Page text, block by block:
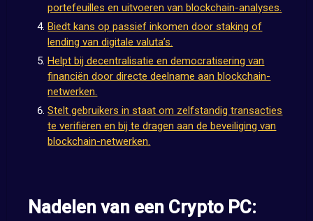
portefeuilles en uitvoeren van blockchain-analyses.
Biedt kans op passief inkomen door staking of
lending van digitale valuta’s.
Helpt bij decentralisatie en democratisering van
financiën door directe deelname aan blockchain-
netwerken.
Stelt gebruikers in staat om zelfstandig transacties
te verifiëren en bij te dragen aan de beveiliging van
blockchain-netwerken.
Nadelen van een Crypto PC: